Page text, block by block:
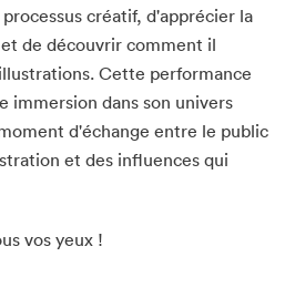
créatif, d'apprécier la
de découvrir comment il
Cette performance
immersion dans son univers
d'échange entre le public
et des influences qui
vos yeux !